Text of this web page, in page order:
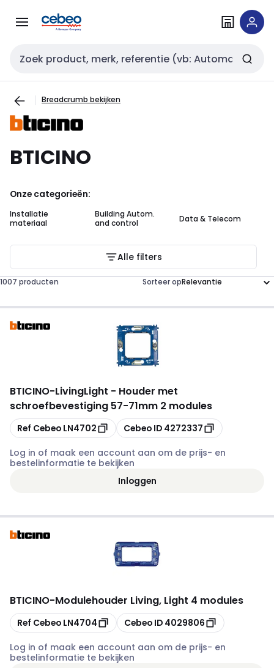
naar
naar
Zoekveld invoer
Breadcrumb bekijken
BTICINO
Onze categorieën:
Installatie
materiaal
Building Autom.
and control
Data & Telecom
Alle filters
1007 producten Sorteer op
BTICINO-LivingLight - Houder met
schroefbevestiging 57-71mm 2 modules
Kopiëren
Ref Cebeo LN4702 Kopiëren
Cebeo ID 4272337
Log in of maak een account aan om de prijs- en
bestelinformatie te bekijken
Inloggen
BTICINO-Modulehouder Living, Light 4 modules
Kopiëren
Ref Cebeo LN4704 Kopiëren
Cebeo ID 4029806
Log in of maak een account aan om de prijs- en
bestelinformatie te bekijken